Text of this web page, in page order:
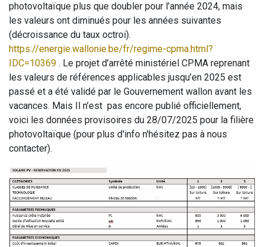
photovoltaïque plus que doubler pour l’année 2024, mais
les valeurs ont diminués pour les années suivantes
(décroissance du taux octroi).
https://energie.wallonie.be/fr/regime-cpma.html?
IDC=10369 . Le projet d’arrêté ministériel CPMA reprenant
les valeurs de références applicables jusqu’en 2025 est
passé et a été validé par le Gouvernement wallon avant les
vacances. Mais Il n’est pas encore publié officiellement,
voici les données provisoires du 28/07/2025 pour la filière
photovoltaïque (pour plus d'info n'hésitez pas à nous
contacter).